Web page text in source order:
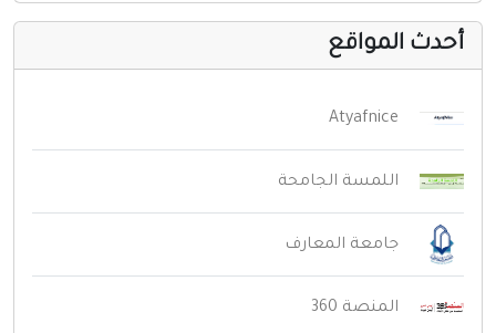
المواقع
Atyafnice
اللمسة الجامحة
جامعة المعارف
المنصة 360